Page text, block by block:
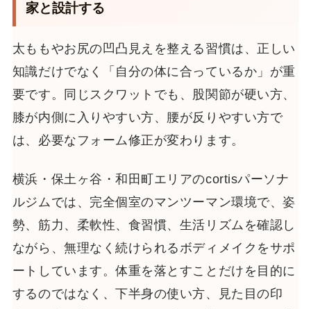
家と設計する
太ももやお尻の凹凸見えを整える習慣は、正しい
知識だけでなく「自分の体に合っているか」が重
要です。同じスクワットでも、股関節が硬い方、
膝が内側に入りやすい方、腰が反りやすい方で
は、必要なフォーム修正が変わります。
横浜・保土ヶ谷・和田町エリアのcortisパーソナ
ルジムでは、完全個室のマンツーマン環境で、姿
勢、筋力、柔軟性、食習慣、生活リズムを確認し
ながら、無理なく続けられるボディメイクをサポ
ートしています。体重を落とすことだけを目的に
するのではなく、下半身の使い方、見た目の印